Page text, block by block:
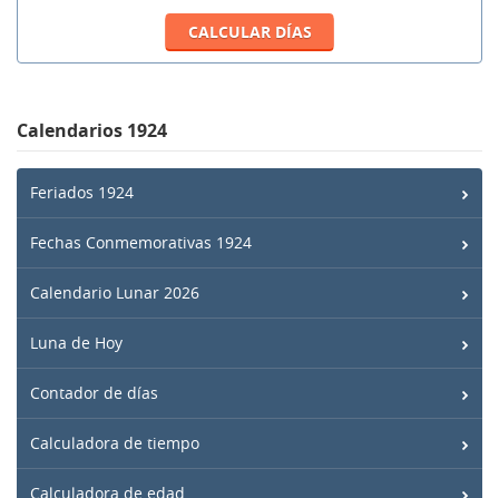
Calendarios 1924
Feriados 1924
Fechas Conmemorativas 1924
Calendario Lunar 2026
Luna de Hoy
Contador de días
Calculadora de tiempo
Calculadora de edad